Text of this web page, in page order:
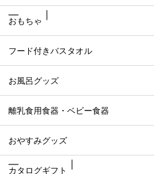
おもちゃ
フード付きバスタオル
お風呂グッズ
離乳食用食器・ベビー食器
おやすみグッズ
カタログギフト